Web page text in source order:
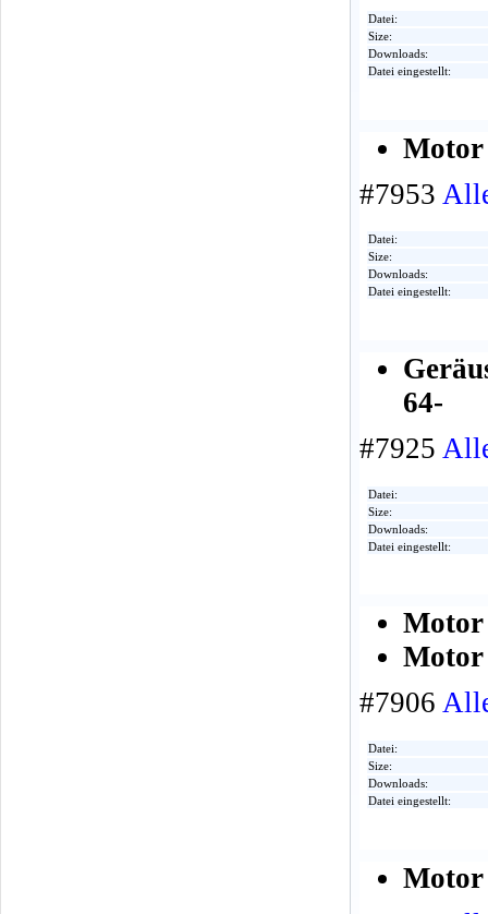
Datei:
Size:
Downloads:
Datei eingestellt:
Motor
#7953
Datei:
Size:
Downloads:
Datei eingestellt:
64-
#7925
Datei:
Size:
Downloads:
Datei eingestellt:
Motor
Motor
#7906
Datei:
Size:
Downloads:
Datei eingestellt:
Motor